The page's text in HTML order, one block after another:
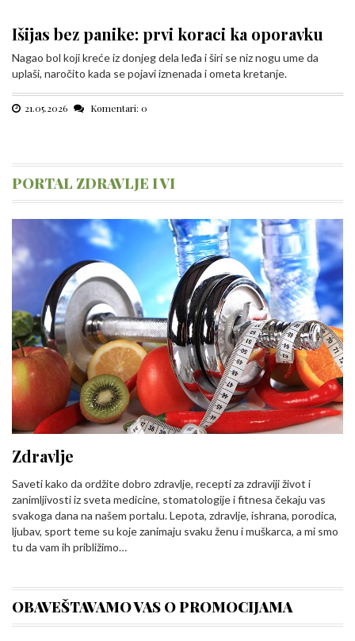
Išijas bez panike: prvi koraci ka oporavku
Nagao bol koji kreće iz donjeg dela leđa i širi se niz nogu ume da
uplaši, naročito kada se pojavi iznenada i ometa kretanje.
21.05.2026 Komentari: 0
PORTAL ZDRAVLJE I VI
Zdravlje
Saveti kako da ordžite dobro zdravlje, recepti za zdraviji život i
zanimljivosti iz sveta medicine, stomatologije i fitnesa čekaju vas
svakoga dana na našem portalu. Lepota, zdravlje, ishrana, porodica,
ljubav, sport teme su koje zanimaju svaku ženu i muškarca, a mi smo
tu da vam ih približimo…
OBAVEŠTAVAMO VAS O PROMOCIJAMA